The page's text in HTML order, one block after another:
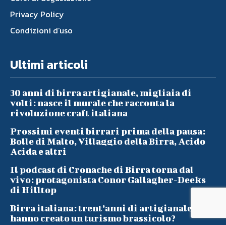
Privacy Policy
Condizioni d’uso
Ultimi articoli
30 anni di birra artigianale, migliaia di
volti: nasce il murale che racconta la
rivoluzione craft italiana
Prossimi eventi birrari prima della pausa:
Bolle di Malto, Villaggio della Birra, Acido
Acida e altri
Il podcast di Cronache di Birra torna dal
vivo: protagonista Conor Gallagher-Deeks
di Hilltop
Birra italiana: trent’anni di artigianale
hanno creato un turismo brassicolo?